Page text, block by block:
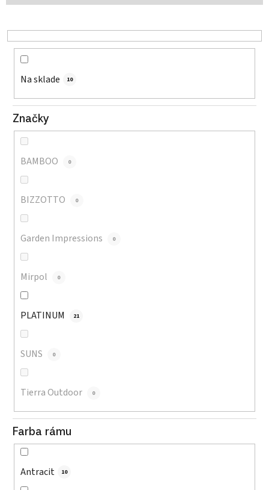
Na sklade 10
Značky
BAMBOO 0
BIZZOTTO 0
Garden Impressions 0
Mirpol 0
PLATINUM 21
SUNS 0
Tierra Outdoor 0
Farba rámu
Antracit 10